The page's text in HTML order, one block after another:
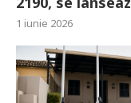
1 iunie 2026